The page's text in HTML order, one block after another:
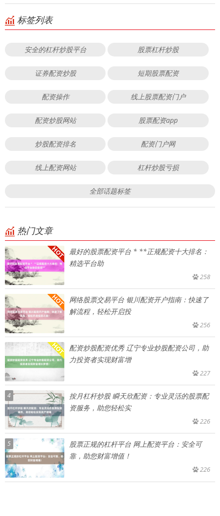
标签列表
安全的杠杆炒股平台 股票杠杆炒股
证券配资炒股 短期股票配资
配资操作 线上股票配资门户
配资炒股网站 股票配资app
炒股配资排名 配资门户网
线上配资网站 杠杆炒股亏损
全部话题标签
热门文章
最好的股票配资平台 * **正规配资十大排名：
精选平台助
258
网络股票交易平台 银川配资开户指南：快速了
解流程，轻松开启投
256
配资炒股配资优秀 辽宁专业炒股配资公司，助
力投资者实现财富增
227
4
按月杠杆炒股 瞬天欣配资：专业灵活的股票配
资服务，助您轻松实
226
5
股票正规的杠杆平台 网上配资平台：安全可
靠，助您财富增值！
226